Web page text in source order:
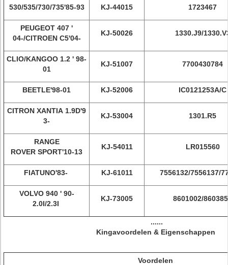
530/535/730/735'85-93 KJ-44015 1723467
PEUGEOT 407 '
04-/CITROEN C5'04-
KJ-50026 1330.J9/
CLIO/KANGOO 1.2 ' 98-
01
KJ-51007 7700430784
BEETLE'98-01 KJ-52006 IC0121253A/C
CITRON XANTIA 1.9D'9
3-
KJ-53004 1301.R5
RANGE
ROVER SPORT'10-13
KJ-54011 LR015560
FIATUNO'83- KJ-61011 7556132/7556137/
VOLVO 940 ' 90-
2.0I/2.3I
KJ-73005 8601002/
......
Kingavoordelen & Eigenschappen
Voordelen